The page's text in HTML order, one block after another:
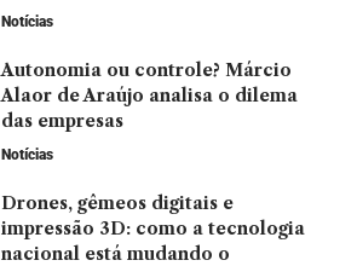
Notícias
Autonomia ou controle? Márcio
Alaor de Araújo analisa o dilema
das empresas
Notícias
Drones, gêmeos digitais e
impressão 3D: como a tecnologia
nacional está mudando o